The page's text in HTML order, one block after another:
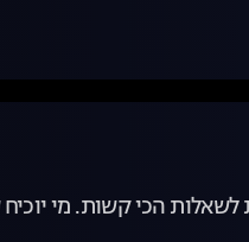
הכי קשות. מי יוכיח